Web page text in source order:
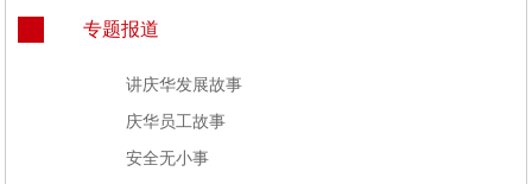
专题报道
讲庆华发展故事
庆华员工故事
安全无小事